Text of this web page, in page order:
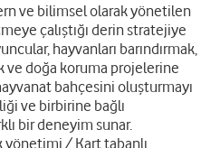
ve bilimsel olarak yönetilen
çalıştığı derin stratejiye
hayvanları barındırmak,
ve doğa koruma projelerine
bahçesini oluşturmayı
ve birbirine bağlı
bir deneyim sunar.
/ Kart tabanlı